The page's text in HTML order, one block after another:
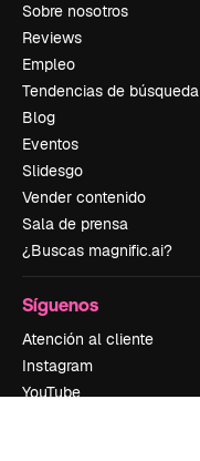
Sobre nosotros
Reviews
Empleo
Tendencias de búsqueda
Blog
Eventos
Slidesgo
Vender contenido
Sala de prensa
¿Buscas magnific.ai?
Síguenos
Atención al cliente
Instagram
YouTube